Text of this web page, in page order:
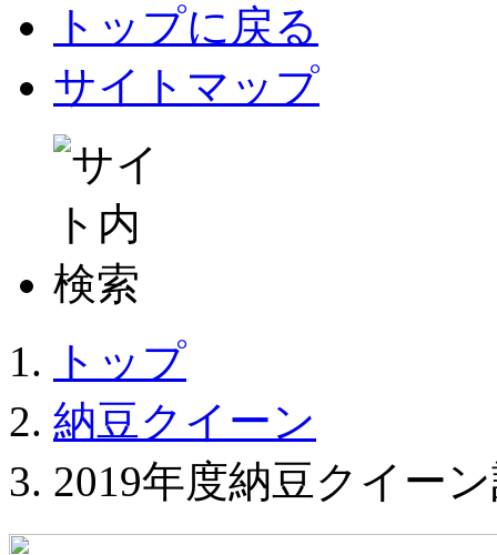
トップに戻る
サイトマップ
トップ
納豆クイーン
2019年度納豆クイー